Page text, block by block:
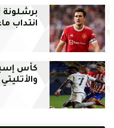
انتداب
كأس
والأتليتي